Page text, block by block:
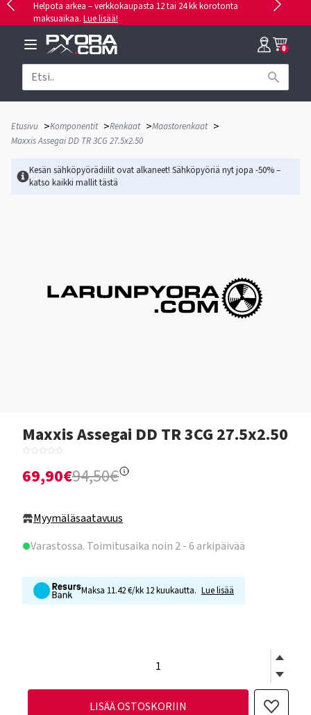
Helpota arkea – verkkokaupasta 12 tai 24 kk korotonta
maksuaikaa. Lue lisää!
0
Etusivu >Komponentit >Renkaat >Maastorenkaat >
Maxxis Assegai DD TR 3CG 27.5x2.50
Kesän sähköpyörädiilit ovat alkaneet! Sähköpyöriä nyt jopa -50% –
katso kaikki mallittästä
Maxxis Assegai DD TR 3CG 27.5x2.50
69,90€94,50€
Myymäläsaatavuus
Varastossa. Toimitusaika noin 2 - 6 arkipäivää
Maksa 11.42 €/kk 12 kuukautta. Lue lisää
LISÄÄ OSTOSKORIIN